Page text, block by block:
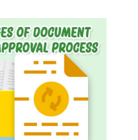
Technical